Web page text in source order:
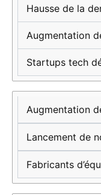
les
entreprises
concret
Hausse de la
Augmentation
Startups tech
Augmentation
Lancement de
Fabricants